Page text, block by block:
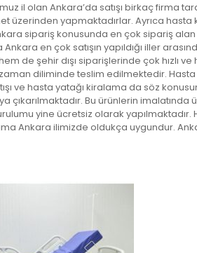
il olan Ankara’da satışı birkaç firma
üzerinden yapmaktadırlar. Ayrıca
sipariş konusunda en çok sipariş
en çok satışın yapıldığı iller
de şehir dışı siparişlerinde çok hızlı
diliminde teslim edilmektedir.
ve hasta yatağı kiralama da söz
Bu ürünlerin imalatında
yine ücretsiz olarak yapılmaktadır.
Ankara ilimizde oldukça uygundur.